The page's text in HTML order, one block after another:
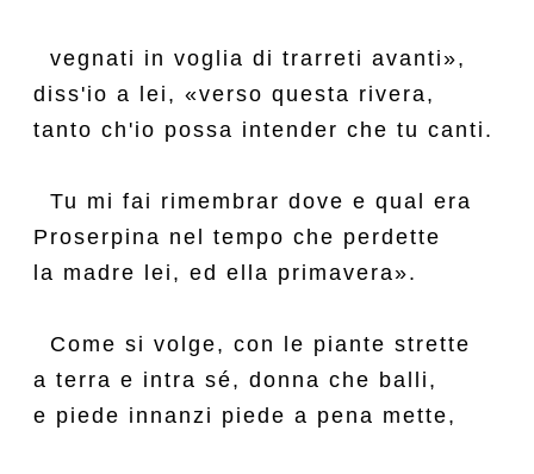
  vegnati in voglia di trarreti avanti»,
diss'io a lei, «verso questa rivera,
tanto ch'io possa intender che tu canti.
  Tu mi fai rimembrar dove e qual era
Proserpina nel tempo che perdette
la madre lei, ed ella primavera».
  Come si volge, con le piante strette
a terra e intra sé, donna che balli,
e piede innanzi piede a pena mette,